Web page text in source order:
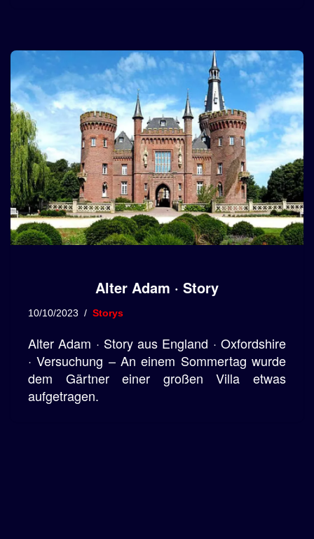
Alter Adam · Story
10/10/2023 Storys
Alter Adam · Story aus England · Oxfordshire
· Versuchung – An einem Sommertag wurde
dem Gärtner einer großen Villa etwas
aufgetragen.